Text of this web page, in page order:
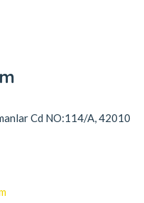
Cd NO:114/A, 42010